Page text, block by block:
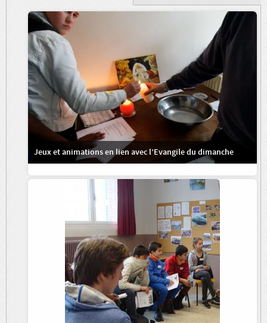
Jeux et animations en lien avec l’Evangile du dimanche